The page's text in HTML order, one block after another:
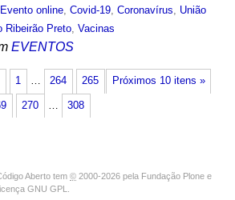
Evento online, Covid-19, Coronavírus, União
Ribeirão Preto, Vacinas
EVENTOS
Próximos 10 itens »
1 … 264 265
270 … 308
Aberto tem © 2000-2026 pela Fundação Plone e
GNU GPL